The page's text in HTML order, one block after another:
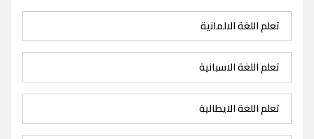
تعلم اللغة الالمانية
تعلم اللغة الاسبانية
تعلم اللغة الايطالية